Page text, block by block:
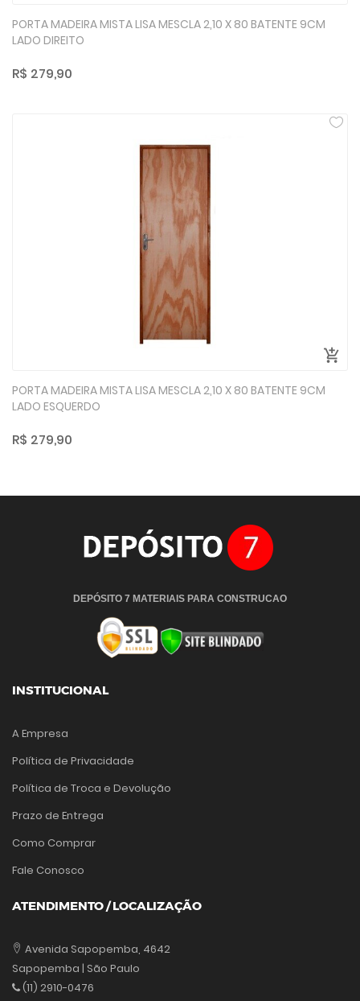
PORTA MADEIRA MISTA LISA MESCLA 2,10 X 80 BATENTE 9CM
LADO DIREITO
R$ 279,90
PORTA MADEIRA MISTA LISA MESCLA 2,10 X 80 BATENTE 9CM
LADO ESQUERDO
R$ 279,90
DEPÓSITO 7 MATERIAIS PARA CONSTRUCAO
INSTITUCIONAL
A Empresa
Política de Privacidade
Política de Troca e Devolução
Prazo de Entrega
Como Comprar
Fale Conosco
ATENDIMENTO / LOCALIZAÇÃO
Avenida Sapopemba, 4642
Sapopemba | São Paulo
(11) 2910-0476